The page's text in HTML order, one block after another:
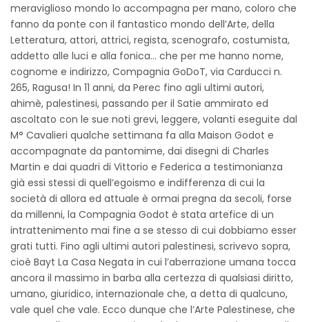
meraviglioso mondo lo accompagna per mano, coloro che
fanno da ponte con il fantastico mondo dell’Arte, della
Letteratura, attori, attrici, regista, scenografo, costumista,
addetto alle luci e alla fonica… che per me hanno nome,
cognome e indirizzo, Compagnia GoDoT, via Carducci n.
265, Ragusa! In 11 anni, da Perec fino agli ultimi autori,
ahimè, palestinesi, passando per il Satie ammirato ed
ascoltato con le sue noti grevi, leggere, volanti eseguite dal
M° Cavalieri qualche settimana fa alla Maison Godot e
accompagnate da pantomime, dai disegni di Charles
Martin e dai quadri di Vittorio e Federica a testimonianza
già essi stessi di quell’egoismo e indifferenza di cui la
società di allora ed attuale è ormai pregna da secoli, forse
da millenni, la Compagnia Godot è stata artefice di un
intrattenimento mai fine a se stesso di cui dobbiamo esser
grati tutti. Fino agli ultimi autori palestinesi, scrivevo sopra,
cioè Bayt La Casa Negata in cui l’aberrazione umana tocca
ancora il massimo in barba alla certezza di qualsiasi diritto,
umano, giuridico, internazionale che, a detta di qualcuno,
vale quel che vale. Ecco dunque che l’Arte Palestinese, che